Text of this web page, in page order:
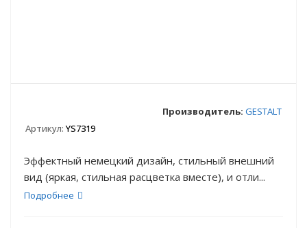
Артикул: YS7319
Производитель: GESTALT
Эффектный немецкий дизайн, стильный внешний
вид (яркая, стильная расцветка вместе), и отли...
Подробнее